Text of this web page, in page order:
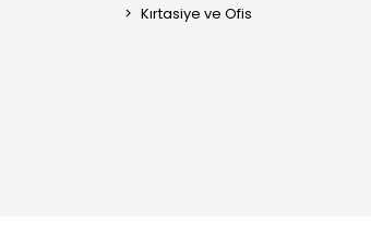
Kırtasiye ve Ofis